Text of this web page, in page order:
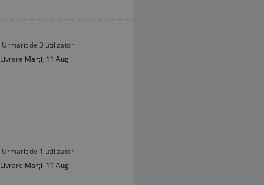
Urmarit de 3 utilizatori
Livrare Marți, 11 Aug
Urmarit de 1 utilizator
Livrare Marți, 11 Aug